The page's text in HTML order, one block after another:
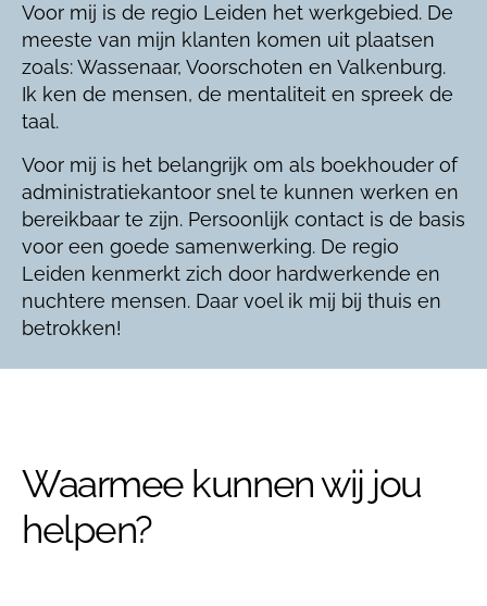
Voor mij is de regio Leiden het werkgebied. De
meeste van mijn klanten komen uit plaatsen
zoals: Wassenaar, Voorschoten en Valkenburg.
Ik ken de mensen, de mentaliteit en spreek de
taal.
Voor mij is het belangrijk om als boekhouder of
administratiekantoor snel te kunnen werken en
bereikbaar te zijn. Persoonlijk contact is de basis
voor een goede samenwerking. De regio
Leiden kenmerkt zich door hardwerkende en
nuchtere mensen. Daar voel ik mij bij thuis en
betrokken!
Waarmee kunnen wij jou
helpen?